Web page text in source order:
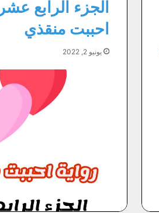
الجزء الرابع
احببت منقذي
يونيو 2, 2022